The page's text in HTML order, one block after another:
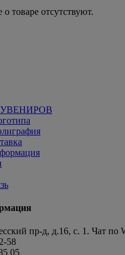
товаре отсутствуют.
пр-д, д.16, с. 1. Чат по
58
05